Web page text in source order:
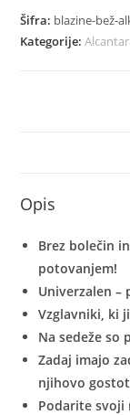
Iz
Alkantare
Šifra: blazine-bež-
Kategorije:
Opis
Brez bolečin
potovanjem!
Univerzalen –
Vzglavniki, ki
Na sedeže so
Zadaj imajo
njihovo
Podarite